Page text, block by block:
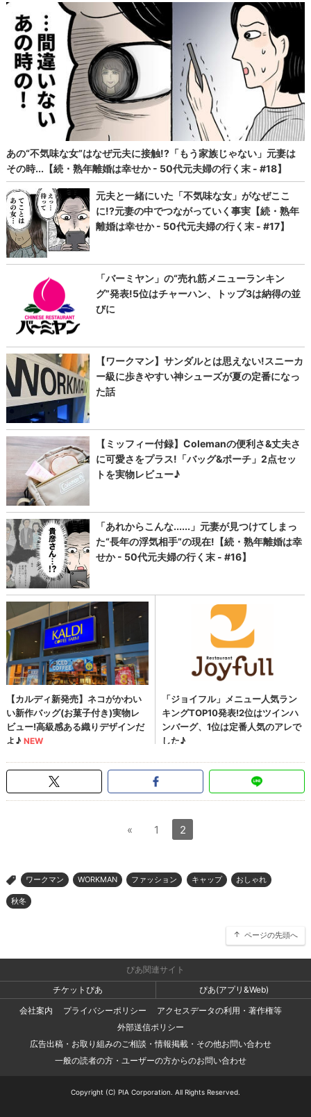
« 1 2
> ワークマン WORKMAN ファッション キャップ おしゃれ
秋冬
ページの先頭へ
ぴあ関連サイト
チケットぴあ
ぴあ(アプリ&Web)
会社案内
プライバシーポリシー
アクセスデータの利用・著作権等
外部送信ポリシー
広告出稿・お取り組みのご相談・情報掲載・その他お問い合わせ
一般の読者の方・ユーザーの方からのお問い合わせ
Copyright (C) PIA Corporation. All Rights Reserved.